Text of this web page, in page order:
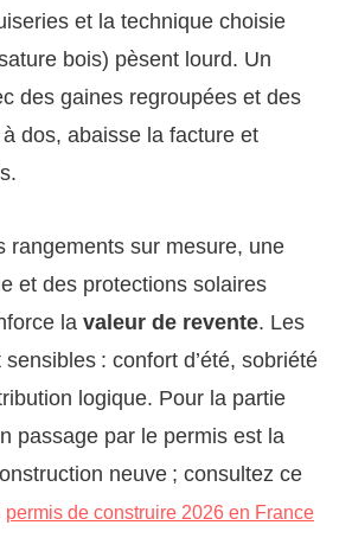
et la technique choisie
bois) pèsent lourd. Un
des gaines regroupées et des
à dos, abaisse la facture et
rangements sur mesure, une
et des protections solaires
la valeur de revente. Les
: confort d’été, sobriété
logique. Pour la partie
passage par le permis est la
neuve ; consultez ce
permis de construire 2026 en France